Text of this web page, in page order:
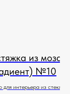
из
№10
для интерьера из